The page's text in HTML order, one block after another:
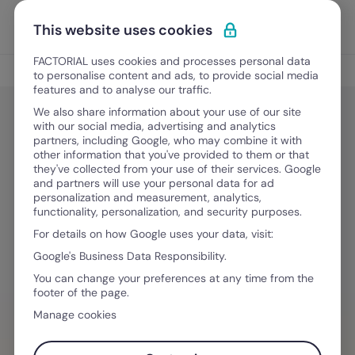
Vai al contenuto
Scopri Factorial
Gestione del Tempo
Gestione del Tempo
FTE o Equivalente a Tempo Pieno:
significato, calcolo e perché è
fondamentale per la gestione del
personale
2 Marzo, 2026·7 minuti di lettura
This website uses cookies
FACTORIAL uses cookies and processes personal data
to personalise content and ads, to provide social media
features and to analyse our traffic.
We also share information about your use of our site
with our social media, advertising and analytics
partners, including Google, who may combine it with
other information that you've provided to them or that
they've collected from your use of their services. Google
and partners will use your personal data for ad
personalization and measurement, analytics,
functionality, personalization, and security purposes.
For details on how Google uses your data, visit:
Google's Business Data Responsibility.
You can change your preferences at any time from the
footer of the page.
Manage cookies